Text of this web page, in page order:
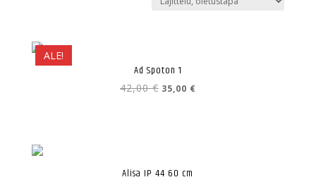
ALE!
Ad Spoton 1
42,00€ Alkuperäinen
hinta
35,00 €
Alisa IP 44 60 cm